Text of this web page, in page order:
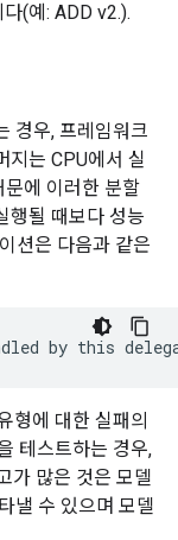
(예: ADD v2.).
경우, 프레임워크
지는 CPU에서 실
에 이러한 분할
행될 때보다 성능
션은 다음과 같은
형에 대한 실패의
테스트하는 경우,
가 많은 것은 모델
낼 수 있으며 모델